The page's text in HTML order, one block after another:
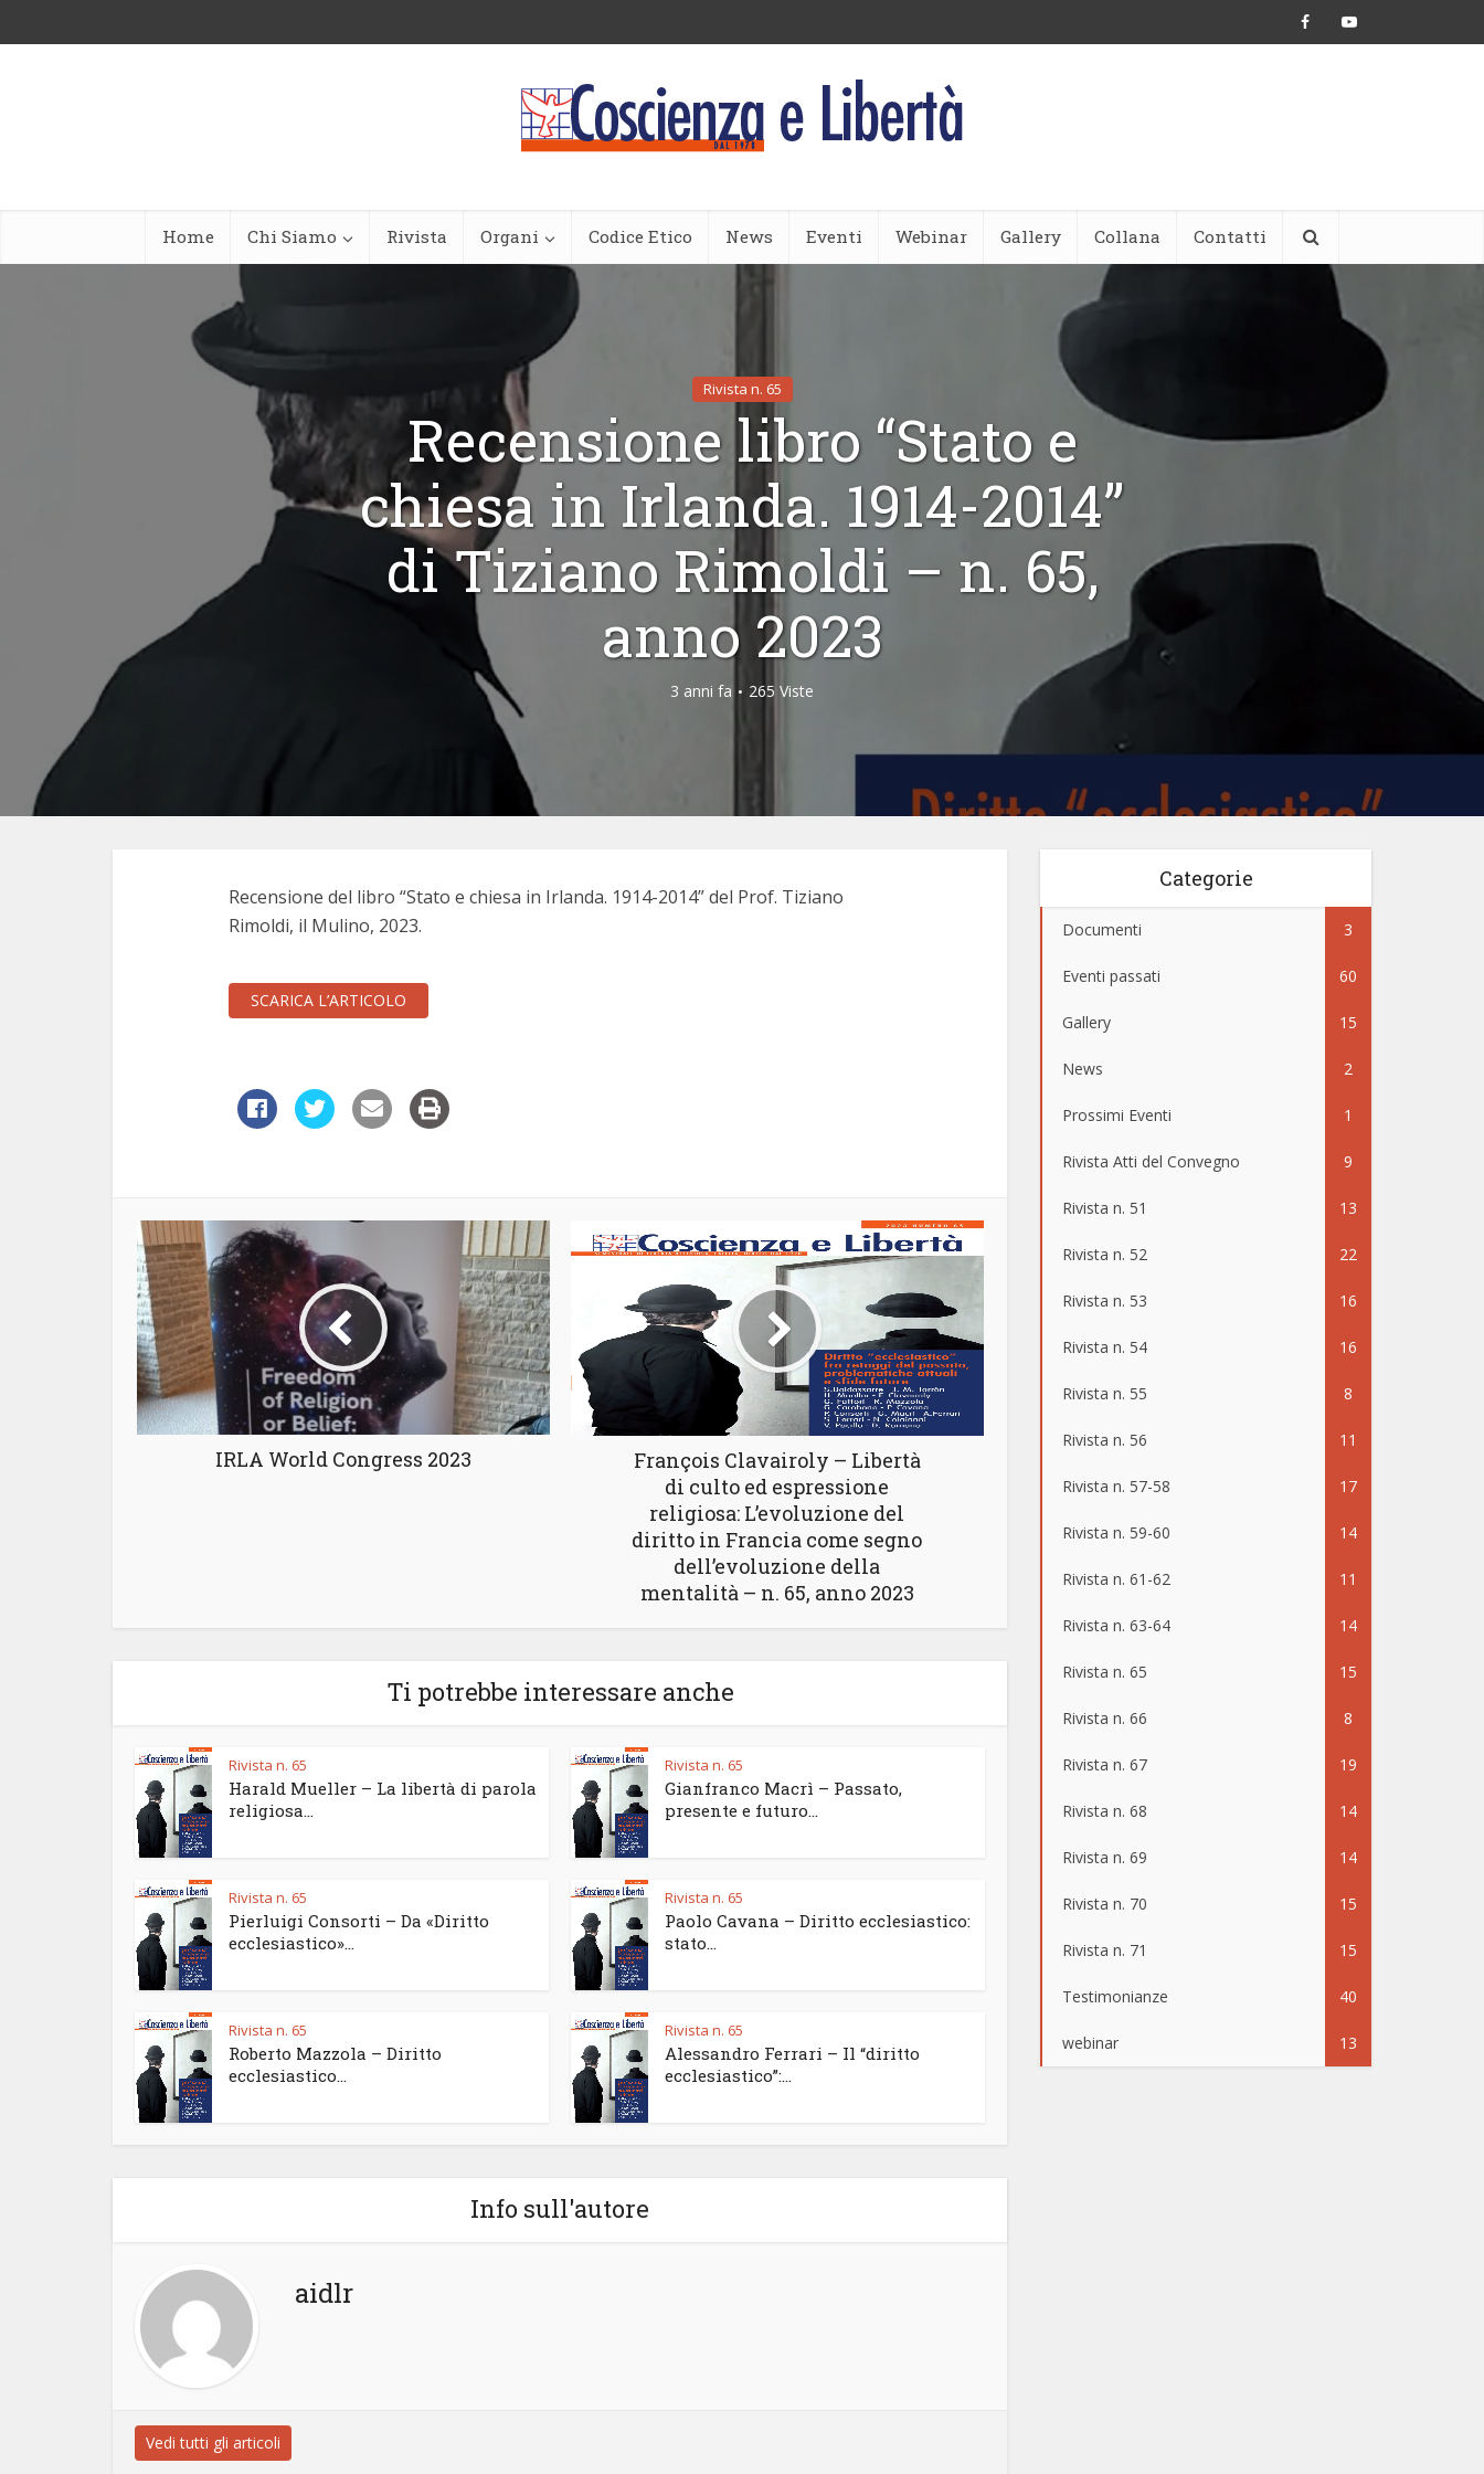
Home Chi Siamo Rivista Organi Codice Etico News Eventi Webinar Gallery Collana Contatti
Rivista n. 65
Recensione libro “Stato e
chiesa in Irlanda. 1914-2014”
di Tiziano Rimoldi – n. 65,
anno 2023
3 anni fa 265 Viste
Recensione del libro “Stato e chiesa in Irlanda. 1914-2014” del Prof. Tiziano
Rimoldi, il Mulino, 2023.
SCARICA L’ARTICOLO
IRLA World Congress 2023
François Clavairoly – Libertà
di culto ed espressione
religiosa: L’evoluzione del
diritto in Francia come segno
dell’evoluzione della
mentalità – n. 65, anno 2023
Ti potrebbe interessare anche
Rivista n. 65
Harald Mueller – La libertà di parola
religiosa...
Rivista n. 65
Gianfranco Macrì – Passato,
presente e futuro...
Rivista n. 65
Pierluigi Consorti – Da «Diritto
ecclesiastico»...
Rivista n. 65
Paolo Cavana – Diritto ecclesiastico:
stato...
Rivista n. 65
Roberto Mazzola – Diritto
ecclesiastico...
Rivista n. 65
Alessandro Ferrari – Il “diritto
ecclesiastico”:...
Info sull'autore
aidlr
Vedi tutti gli articoli
Categorie
Documenti 3
Eventi passati 60
Gallery 15
News 2
Prossimi Eventi 1
Rivista Atti del Convegno 9
Rivista n. 51 13
Rivista n. 52 22
Rivista n. 53 16
Rivista n. 54 16
Rivista n. 55 8
Rivista n. 56 11
Rivista n. 57-58 17
Rivista n. 59-60 14
Rivista n. 61-62 11
Rivista n. 63-64 14
Rivista n. 65 15
Rivista n. 66 8
Rivista n. 67 19
Rivista n. 68 14
Rivista n. 69 14
Rivista n. 70 15
Rivista n. 71 15
Testimonianze 40
webinar 13